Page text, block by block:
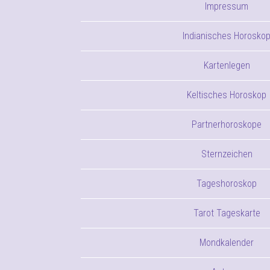
Impressum
Indianisches
Kartenlegen
Keltisches Horoskop
Partnerhoroskope
Sternzeichen
Tageshoroskop
Tarot Tageskarte
Mondkalender